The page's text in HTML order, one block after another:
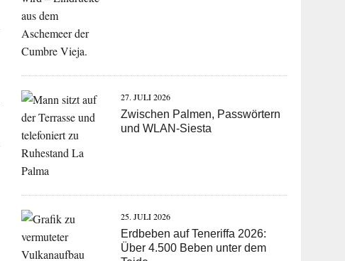
27. JULI 2026
Zwischen Palmen, Passwörtern
und WLAN-Siesta
25. JULI 2026
Erdbeben auf Teneriffa 2026:
Über 4.500 Beben unter dem